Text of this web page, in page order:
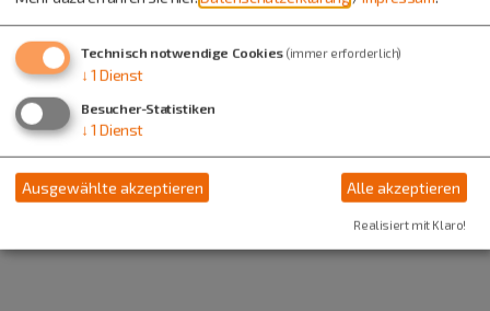
Technisch notwendige Cookies (immer erforderlich)
↓ 1 Dienst
Besucher-Statistiken
↓ 1 Dienst
Ausgewählte akzeptieren Alle akzeptieren
Realisiert mit Klaro!